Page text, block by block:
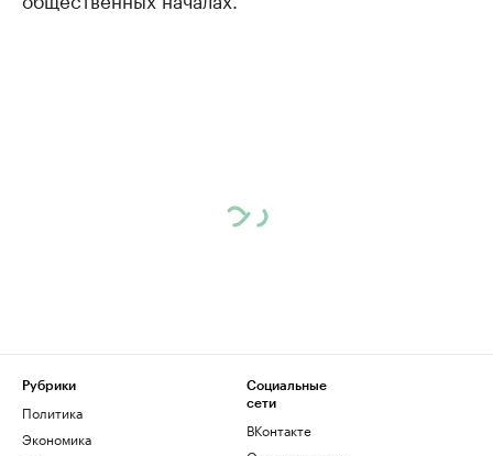
Рубрики
Политика
Экономика
Социальные
сети
ВКонтакте